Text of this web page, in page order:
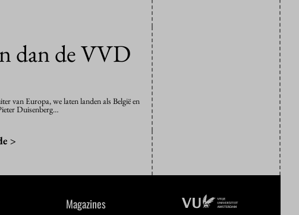
dan de VVD
van Europa, we laten landen als België en
Duisenberg…
>
Magazines